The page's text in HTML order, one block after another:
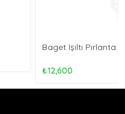
Baget Işıltı Pırlanta
₺12,600